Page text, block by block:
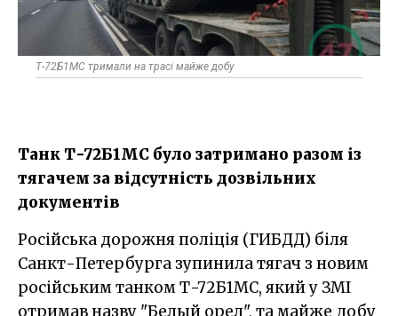
Т-72Б1МС тримали на трасі майже добу
Танк Т-72Б1МС було затримано разом із
тягачем за відсутність дозвільних
документів
Російська дорожня поліція (ГИБДД) біля
Санкт-Петербурга зупинила тягач з новим
російським танком Т-72Б1МС, який у ЗМІ
отримав назву "Белый орел", та майже добу